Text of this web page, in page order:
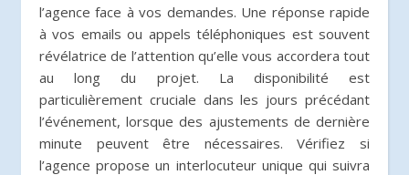
l’agence face à vos demandes. Une réponse rapide
à vos emails ou appels téléphoniques est souvent
révélatrice de l’attention qu’elle vous accordera tout
au long du projet. La disponibilité est
particulièrement cruciale dans les jours précédant
l’événement, lorsque des ajustements de dernière
minute peuvent être nécessaires. Vérifiez si
l’agence propose un interlocuteur unique qui suivra